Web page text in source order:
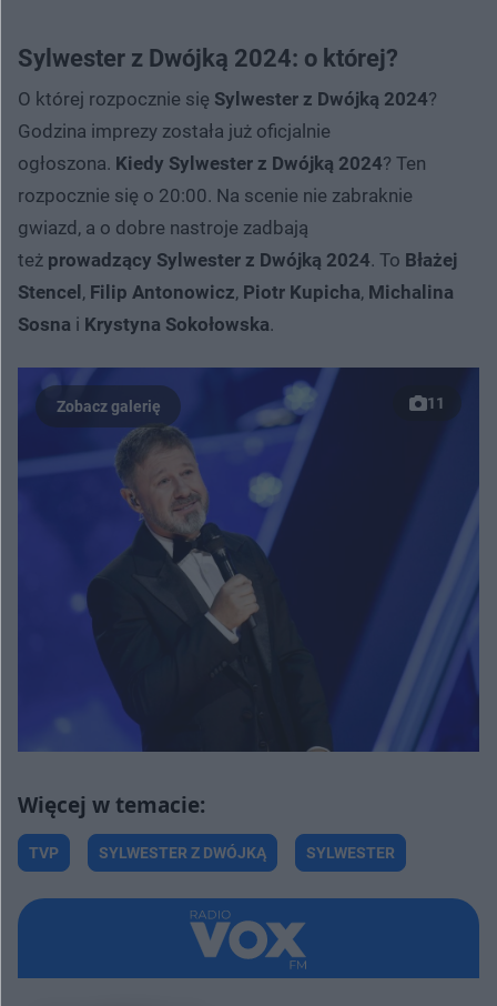
Sylwester z Dwójką 2024: o której?
O której rozpocznie się Sylwester z Dwójką 2024?
Godzina imprezy została już oficjalnie
ogłoszona. Kiedy Sylwester z Dwójką 2024? Ten
rozpocznie się o 20:00. Na scenie nie zabraknie
gwiazd, a o dobre nastroje zadbają
też prowadzący Sylwester z Dwójką 2024. To Błażej
Stencel, Filip Antonowicz, Piotr Kupicha, Michalina
Sosna i Krystyna Sokołowska.
11
TVP SYLWESTER Z DWÓJKĄ SYLWESTER